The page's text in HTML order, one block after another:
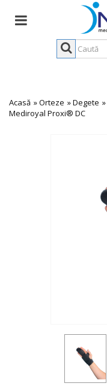
Acasă »Orteze »Degete »
Mediroyal Proxi® DC